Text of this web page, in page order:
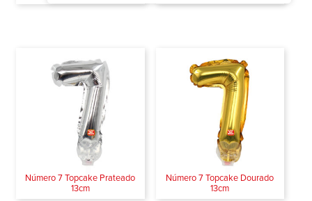
Número 7 Topcake Prateado
13cm
Número 7 Topcake Dourado
13cm